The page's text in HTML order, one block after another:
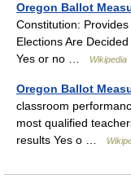
Oregon Ballot
Constitution:
Elections Are
Yes or no …
Wikipedia
Oregon Ballot
classroom
most qualified
results Yes o …